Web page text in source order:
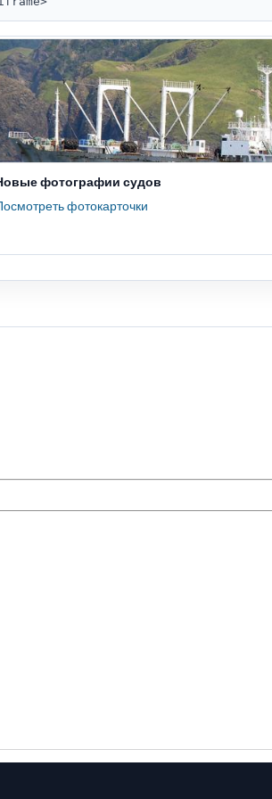
фотографии судов
фотокарточки